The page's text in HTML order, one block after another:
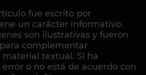
fue escrito por
un carácter informativo.
son ilustrativas y fueron
complementar
textual. Si ha
o no está de acuerdo con